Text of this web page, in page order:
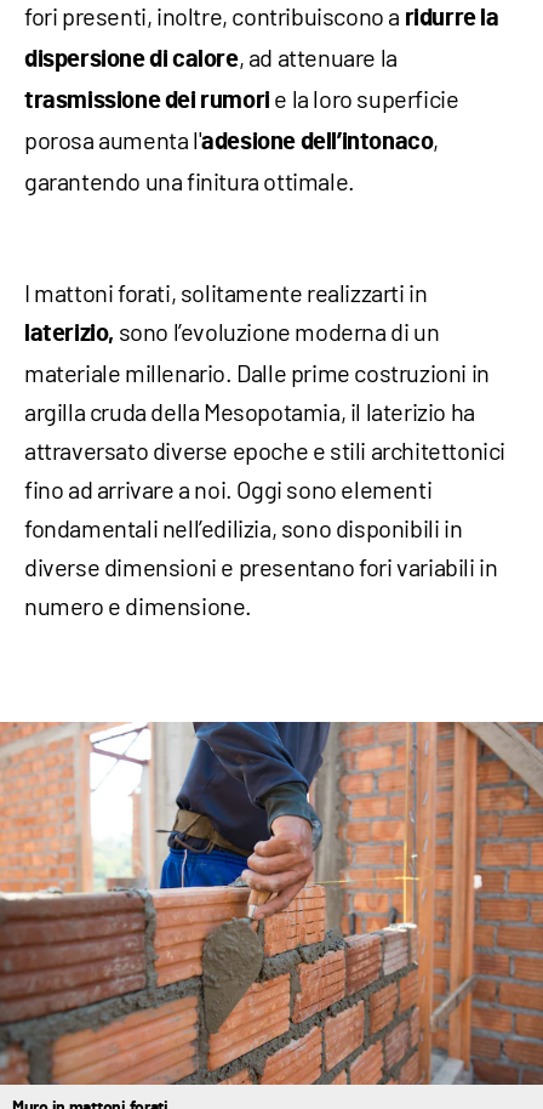
fori presenti, inoltre, contribuiscono a ridurre la
dispersione di calore, ad attenuare la
trasmissione dei rumori e la loro superficie
porosa aumenta l'adesione dell’intonaco,
garantendo una finitura ottimale.
I mattoni forati, solitamente realizzarti in
laterizio, sono l’evoluzione moderna di un
materiale millenario. Dalle prime costruzioni in
argilla cruda della Mesopotamia, il laterizio ha
attraversato diverse epoche e stili architettonici
fino ad arrivare a noi. Oggi sono elementi
fondamentali nell’edilizia, sono disponibili in
diverse dimensioni e presentano fori variabili in
numero e dimensione.